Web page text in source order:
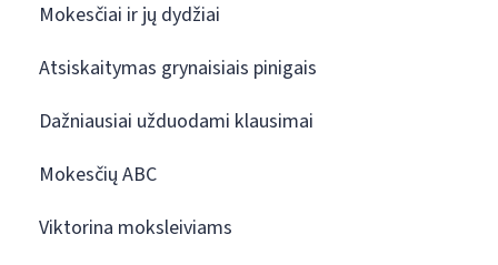
Mokesčiai ir jų dydžiai
Atsiskaitymas grynaisiais pinigais
Dažniausiai užduodami klausimai
Mokesčių ABC
Viktorina moksleiviams